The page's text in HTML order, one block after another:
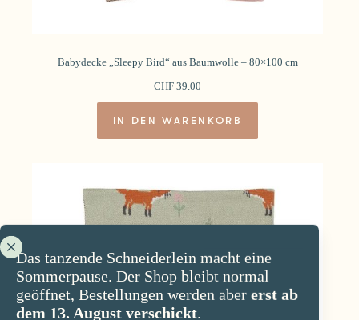
Das tanzende Schneiderlein macht eine
Sommerpause. Der Shop bleibt normal
geöffnet, Bestellungen werden aber erst ab
dem 13. August verschickt.
Babydecke „Sleepy Bird“ aus Baumwolle – 80×100 cm
CHF 39.00
IN DEN WARENKORB